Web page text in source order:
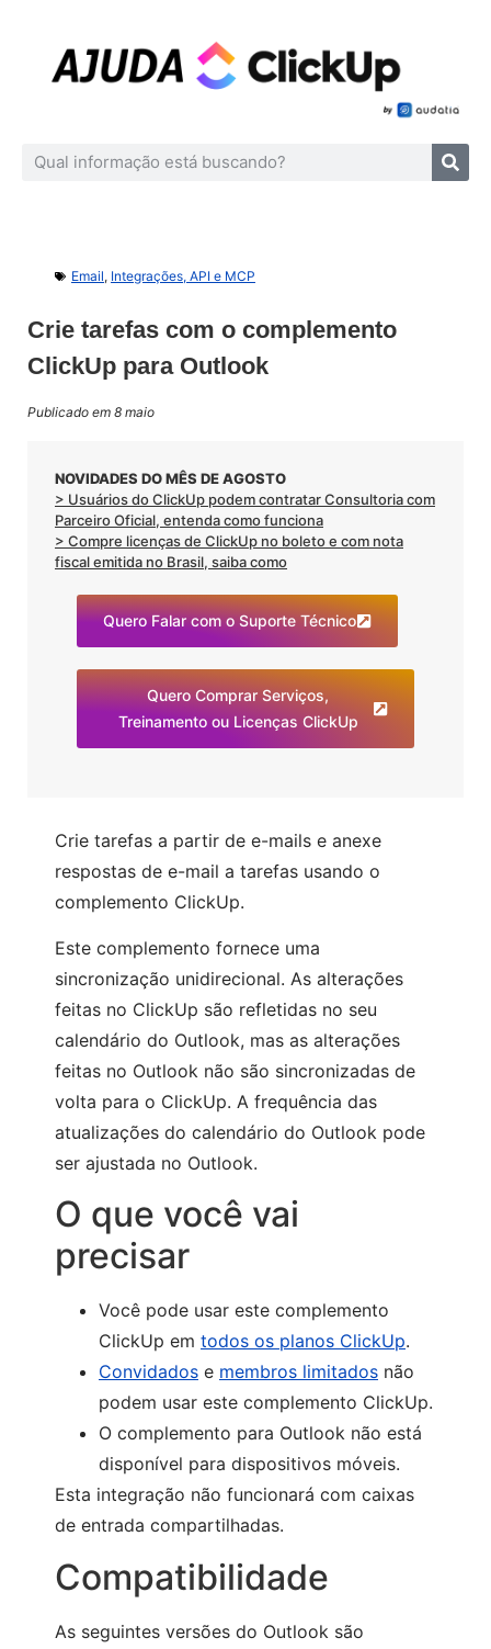
Email, Integrações, API e MCP
Crie tarefas com o complemento
ClickUp para Outlook
Publicado em 8 maio
NOVIDADES DO MÊS DE AGOSTO
> Usuários do ClickUp podem contratar Consultoria com
Parceiro Oficial, entenda como funciona
> Compre licenças de ClickUp no boleto e com nota
fiscal emitida no Brasil, saiba como
Quero Falar com o Suporte Técnico
Quero Comprar Serviços,
Treinamento ou Licenças ClickUp
Crie tarefas a partir de e-mails e anexe
respostas de e-mail a tarefas usando o
complemento ClickUp.
Este complemento fornece uma
sincronização unidirecional. As alterações
feitas no ClickUp são refletidas no seu
calendário do Outlook, mas as alterações
feitas no Outlook não são sincronizadas de
volta para o ClickUp. A frequência das
atualizações do calendário do Outlook pode
ser ajustada no Outlook.
O que você vai
precisar
Você pode usar este complemento
ClickUp em todos os planos ClickUp.
Convidados e membros limitados não
podem usar este complemento ClickUp.
O complemento para Outlook não está
disponível para dispositivos móveis.
Esta integração não funcionará com caixas
de entrada compartilhadas.
Compatibilidade
As seguintes versões do Outlook são